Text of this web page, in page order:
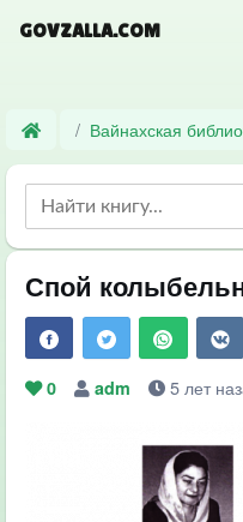
GOVZALLA.COM
Вайнахская
Спой
0 adm 5 лет